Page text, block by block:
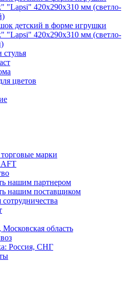
"Lapsi" 420х290х310 мм (светло-
детский в форме игрушки
"Lapsi" 420х290х310 мм (светло-
цветов
марки
нашим партнером
нашим поставщиком
сотрудничества
область
Россия, СНГ